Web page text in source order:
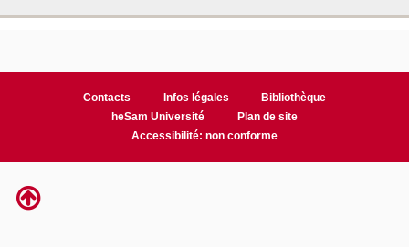
Contacts Infos légales
Bibliothèque
heSam Université
Plan de site
Accessibilité: non conforme